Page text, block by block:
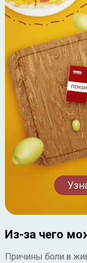
Из-за чего
Причины боли в